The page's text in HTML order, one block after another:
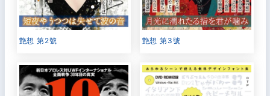
艶想 第2號 艶想 第3號